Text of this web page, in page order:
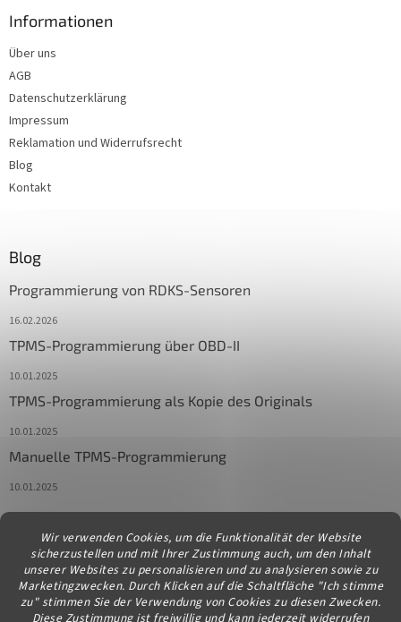
Wir verwenden Cookies, um die Funktionalität der Website
sicherzustellen und mit Ihrer Zustimmung auch, um den Inhalt
unserer Websites zu personalisieren und zu analysieren sowie zu
Marketingzwecken. Durch Klicken auf die Schaltfläche "Ich stimme
zu" stimmen Sie der Verwendung von Cookies zu diesen Zwecken.
Diese Zustimmung ist freiwillig und kann jederzeit widerrufen
Informationen
Über uns
AGB
Datenschutzerklärung
Impressum
Reklamation und Widerrufsrecht
Blog
Kontakt
Blog
Programmierung von RDKS-Sensoren
16.02.2026
TPMS-Programmierung über OBD-II
10.01.2025
TPMS-Programmierung als Kopie des Originals
10.01.2025
Manuelle TPMS-Programmierung
10.01.2025
Kontakt
info@diagstore.at